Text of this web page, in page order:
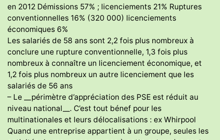
en 2012 Démissions 57% ; licenciements 21% Ruptures
conventionnelles 16% (320 000) licenciements
économiques 6%
Les salariés de 58 ans sont 2,2 fois plus nombreux à
conclure une rupture conventionnelle, 1,3 fois plus
nombreux à connaître un licenciement économique, et
1,2 fois plus nombreux un autre licenciement que les
salariés de 56 ans
– Le __périmètre d’appréciation des PSE est réduit au
niveau national__. C’est tout bénef pour les
multinationales et leurs délocalisations : ex Whirpool
Quand une entreprise appartient à un groupe, seules les